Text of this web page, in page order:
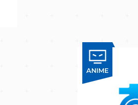
ANIME